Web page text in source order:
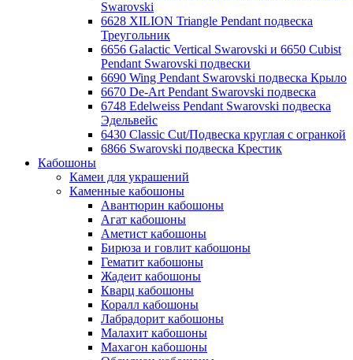
Swarovski
6628 XILION Triangle Pendant подвеска
Треугольник
6656 Galactic Vertical Swarovski и 6650 Cubist
Pendant Swarovski подвески
6690 Wing Pendant Swarovski подвеска Крыло
6670 De-Art Pendant Swarovski подвеска
6748 Edelweiss Pendant Swarovski подвеска
Эдельвейс
6430 Classic Cut/Подвеска круглая с огранкой
6866 Swarovski подвеска Крестик
Кабошоны
Камеи для украшений
Каменные кабошоны
Авантюрин кабошоны
Агат кабошоны
Аметист кабошоны
Бирюза и говлит кабошоны
Гематит кабошоны
Жадеит кабошоны
Кварц кабошоны
Коралл кабошоны
Лабрадорит кабошоны
Малахит кабошоны
Махагон кабошоны